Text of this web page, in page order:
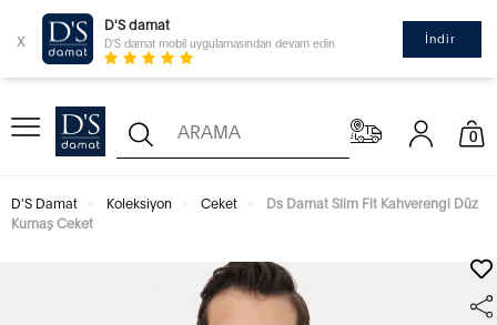
x
D'S damat
D'S damat mobil uygulamasından devam edin İndir
0
D'S Damat Koleksiyon Ceket
Ds Damat Slim Fit Kahverengi Düz
Kumaş Ceket